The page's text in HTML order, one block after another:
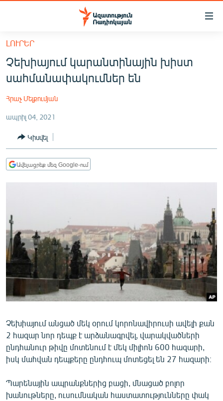
Մատչելիության
հիմնական
բովանդակությանը
Անցնել
հիմնական
մենյուին
ՀԱՅԱՍՏԱՆ
ԸՆՏՐՈՒԹՅՈՒՆՆԵՐ 2026
ԻՐԱՎՈՒՆՔ
ՀԱՍԱՐԱԿՈՒԹՅՈՒՆ
ՏՆՏԵՍՈՒԹՅՈՒՆ
ՏԱՐԱԾԱՇՐՋԱՆ
ՄԻՋԱԶԳԱՅԻՆ
ՄՇԱԿՈՒՅԹ
ՍՊՈՐՏ
ՄԵԿՆԱԲԱՆՈՒԹՅՈՒՆ
ՏՏ ԵՒ ԻՆՏԵՐՆԵՏ
ԿՈՐՈՆԱՎԻՐՈՒՍ
ԱՐԽԻՎ
ՏԵՍԱՆՅՈՒԹԵՐ
ՁԳՏԵԼՈՎ ԼԱՎԱԳՈՒՅՆԻՆ
ԼՈՒՐԵՐ
Չեխիայում կարանտինային խիստ
սահմանափակումներ են
Հրաչ Մելքումյան
ապրիլ 04, 2021
Կիսվել
Ավելացրեք մեզ Google-ում
Չեխիայում անցած մեկ օրում կորոնավիրուսի ավելի քան
2 հազար նոր դեպք է արձանագրվել, վարակվածների
ընդհանուր թիվը մոտենում է մեկ միլիոն 600 հազարի,
իսկ մահվան դեպքերը ընդհուպ մոտեցել են 27 հազարի։
Պարենային ապրանքներից բացի, մնացած բոլոր
խանութները, ուսումնական հաստատությունները փակ